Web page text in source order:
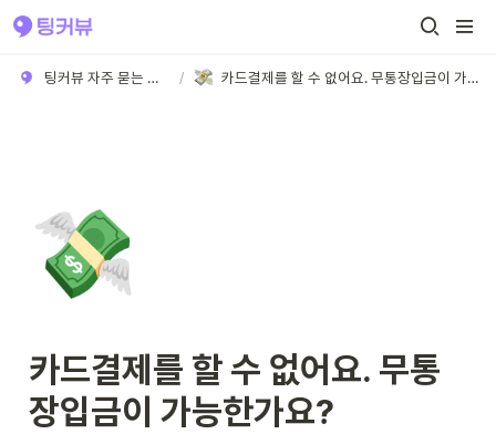
팅커뷰 자주 묻는 질문 / 카드결제를 할 수 없어요. 무통장입금이 가능한가요?
💸
카드결제를 할 수 없어요. 무통
장입금이 가능한가요?